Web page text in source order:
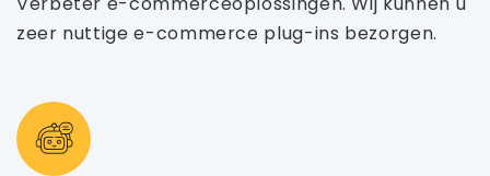
zeer nuttige e-commerce plug-ins bezorgen.